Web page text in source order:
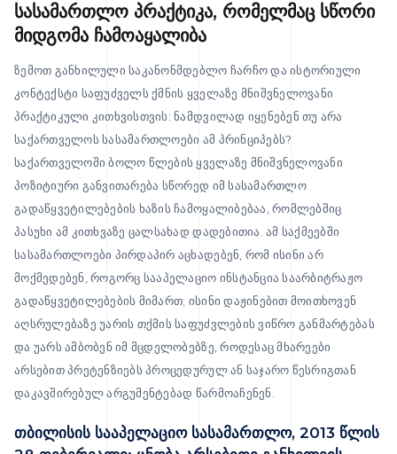
სასამართლო პრაქტიკა, რომელმაც სწორი
მიდგომა ჩამოაყალიბა
ზემოთ განხილული საკანონმდებლო ჩარჩო და ისტორიული
კონტექსტი საფუძველს ქმნის ყველაზე მნიშვნელოვანი
პრაქტიკული კითხვისთვის: ნამდვილად იყენებენ თუ არა
საქართველოს სასამართლოები ამ პრინციპებს?
საქართველოში ბოლო წლების ყველაზე მნიშვნელოვანი
პოზიტიური განვითარება სწორედ იმ სასამართლო
გადაწყვეტილებების ხაზის ჩამოყალიბებაა, რომლებშიც
პასუხი ამ კითხვაზე ცალსახად დადებითია. ამ საქმეებში
სასამართლოები პირდაპირ აცხადებენ, რომ ისინი არ
მოქმედებენ, როგორც სააპელაციო ინსტანცია საარბიტრაჟო
გადაწყვეტილებების მიმართ; ისინი დაჟინებით მოითხოვენ
აღსრულებაზე უარის თქმის საფუძვლების ვიწრო განმარტებას
და უარს ამბობენ იმ მცდელობებზე, როდესაც მხარეები
არსებით პრეტენზიებს პროცედურულ ან საჯარო წესრიგთან
დაკავშირებულ არგუმენტებად წარმოაჩენენ.
თბილისის სააპელაციო სასამართლო, 2013 წლის